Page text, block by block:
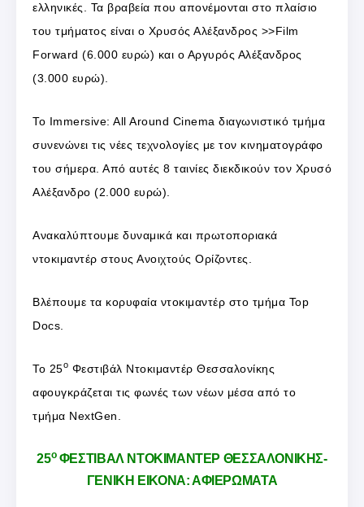
ελληνικές. Τα βραβεία που απονέμονται στο πλαίσιο
του τμήματος είναι ο Χρυσός Αλέξανδρος >>Film
Forward (6.000 ευρώ) και ο Αργυρός Αλέξανδρος
(3.000 ευρώ).
Το Immersive: All Around Cinema διαγωνιστικό τμήμα
συνενώνει τις νέες τεχνολογίες με τον κινηματογράφο
του σήμερα. Από αυτές 8 ταινίες διεκδικούν τον Χρυσό
Αλέξανδρο (2.000 ευρώ).
Ανακαλύπτουμε δυναμικά και πρωτοποριακά
ντοκιμαντέρ στους Ανοιχτούς Ορίζοντες.
Βλέπουμε τα κορυφαία ντοκιμαντέρ στο τμήμα Top
Docs.
Το 25ο Φεστιβάλ Nτοκιμαντέρ Θεσσαλονίκης
αφουγκράζεται τις φωνές των νέων μέσα από το
τμήμα NextGen.
25οΦΕΣΤΙΒΑΛ ΝΤΟΚΙΜΑΝΤΕΡ ΘΕΣΣΑΛΟΝΙΚΗΣ-
ΓΕΝΙΚΗ ΕΙΚΟΝΑ: ΑΦΙΕΡΩΜΑΤΑ